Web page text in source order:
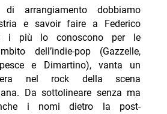
arrangiamento dobbiamo
e savoir faire a Federico
i più lo conoscono per le
dell’indie-pop (Gazzelle,
e Dimartino), vanta un
nel rock della scena
Da sottolineare senza ma
i nomi dietro la post-